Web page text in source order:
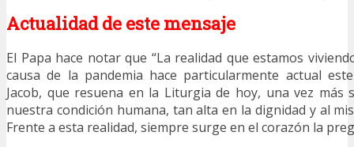
Actualidad de este mensaje
El Papa hace notar que “La realidad que estamos
causa de la pandemia hace particularmente actual
Jacob, que resuena en la Liturgia de hoy, una vez más
nuestra condición humana, tan alta en la dignidad y al
Frente a esta realidad, siempre surge en el corazón la